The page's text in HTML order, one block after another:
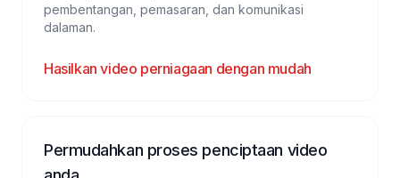
pembentangan, pemasaran, dan komunikasi
dalaman.
Hasilkan video perniagaan dengan mudah
Permudahkan proses penciptaan video